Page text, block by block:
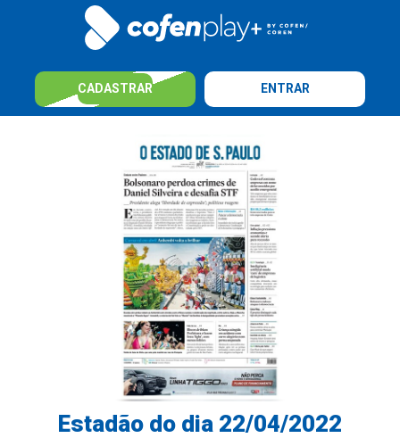
CADASTRAR ENTRAR
Estadão do dia 22/04/2022